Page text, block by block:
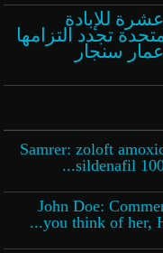
للإبادة
تجدد التزامها
سنجار
Samrer: zoloft
sildenafil
John Doe:
you think of her,